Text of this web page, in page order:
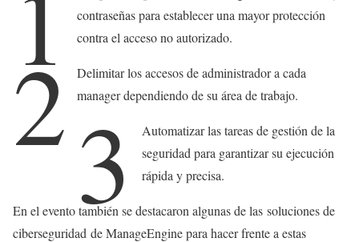
contraseñas para establecer una mayor protección
contra el acceso no autorizado.
2
Delimitar los accesos de administrador a cada
manager dependiendo de su área de trabajo.
3
Automatizar las tareas de gestión de la
seguridad para garantizar su ejecución
rápida y precisa.
En el evento también se destacaron algunas de las soluciones de
ciberseguridad de ManageEngine para hacer frente a estas